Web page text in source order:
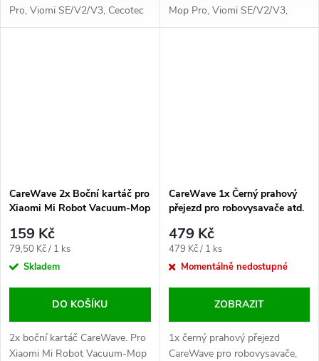
Pro, Viomi SE/V2/V3, Cecotec
Conga a další, efektivní čištění
Mop Pro, Viomi SE/V2/V3,
Cecotec Conga a další, efektivní
CareWave 2x Boční kartáč pro
Xiaomi Mi Robot Vacuum-Mop
159 Kč
Měrná
cena:
79,50 Kč / 1 ks
Skladem
DO KOŠÍKU
2x boční kartáč CareWave. Pro
Xiaomi Mi Robot Vacuum-Mop
CareWave 1x Černý prahový
přejezd pro robovysavače atd.
479 Kč
Měrná
cena:
479 Kč / 1 ks
Momentálně nedostupné
ZOBRAZIT
1x černý prahový přejezd
CareWave pro robovysavače,